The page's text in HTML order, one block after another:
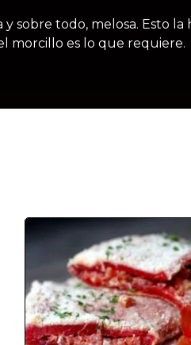
todo, melosa. Esto la
morcillo es lo que requiere.